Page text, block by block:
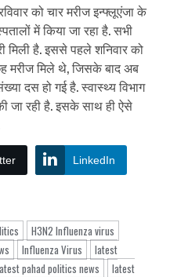
को चार मरीज इन्फ्लूएंजा के
में किया जा रहा है. सभी
मिली है. इससे पहले शनिवार को
मरीज मिले थे, जिसके बाद अब
दस हो गई है. स्वास्थ्य विभाग
जा रही है. इसके साथ ही ऐसे
LinkedIn
H3N2 Influenza virus
Influenza Virus
latest
pahad politics news
latest